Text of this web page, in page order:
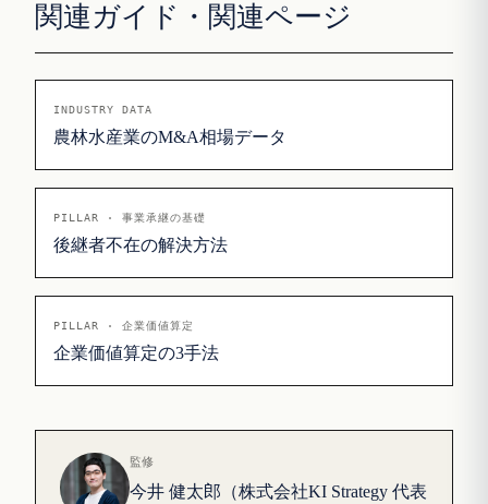
関連ガイド・関連ページ
INDUSTRY DATA
農林水産業のM&A相場データ
PILLAR · 事業承継の基礎
後継者不在の解決方法
PILLAR · 企業価値算定
企業価値算定の3手法
監修
今井 健太郎（株式会社KI Strategy 代表